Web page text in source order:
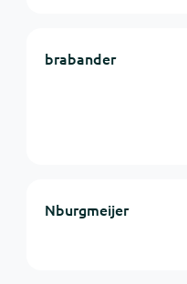
brabander
Nburgmeijer